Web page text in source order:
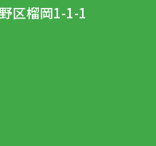
区榴岡1-1-1